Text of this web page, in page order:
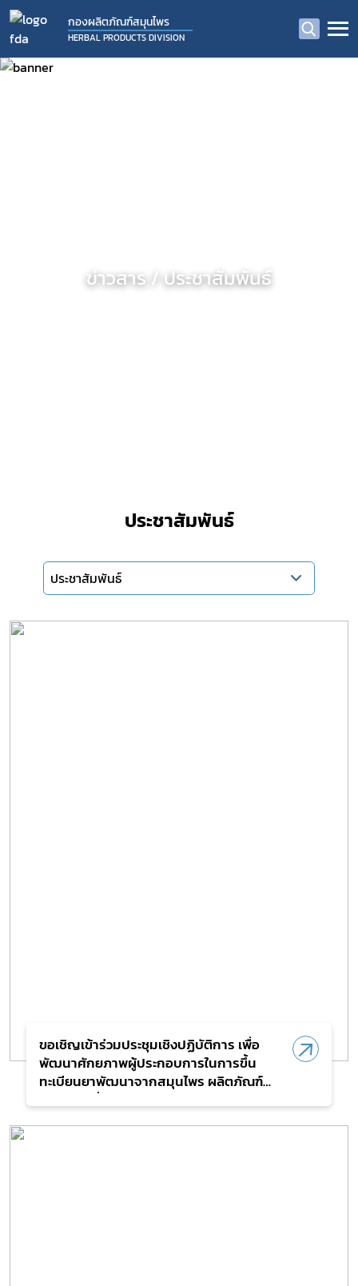
กองผลิตภัณฑ์สมุนไพร
HERBAL PRODUCTS DIVISION
ข่าวสาร / ประชาสัมพันธ์
ประชาสัมพันธ์
ประชาสัมพันธ์
ขอเชิญเข้าร่วมประชุมเชิงปฏิบัติการ เพื่อ
พัฒนาศักยภาพผู้ประกอบการในการขึ้น
ทะเบียนยาพัฒนาจากสมุนไพร ผลิตภัณฑ์
สมุนไพรเพื่อสุขภาพ และการรับรองสาร